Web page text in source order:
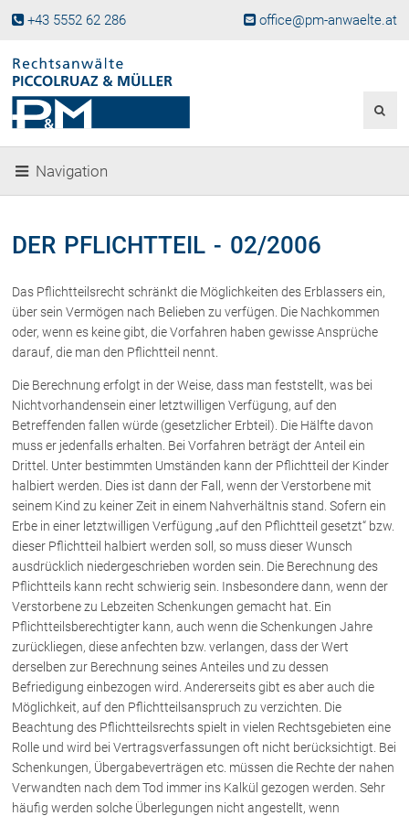
+43 5552 62 286 office@pm-anwaelte.at
Fachgebiete
Gesellschaftsgründung &
Beteiligungen
Immobilienrecht, Bauträgerrecht
Erbrecht
Familienrecht und Scheidungen
Prozessführung und
Skiunfälle in Österreich
Über uns
Kanzleiteam
Netzwerk
Download
Die Österreichischen Rechtsanwälte
Anwälte
Dr. Stefan Müller
Dr. Petra Piccolruaz
Mag. Patrick Piccolruaz
Dr. Roland Piccolruaz †
Mag. Raphaela Klotz
Navigation
DER PFLICHTTEIL - 02/2006
Das Pflichtteilsrecht schränkt die Möglichkeiten des Erblassers ein,
über sein Vermögen nach Belieben zu verfügen. Die Nachkommen
oder, wenn es keine gibt, die Vorfahren haben gewisse Ansprüche
darauf, die man den Pflichtteil nennt.
Die Berechnung erfolgt in der Weise, dass man feststellt, was bei
Nichtvorhandensein einer letztwilligen Verfügung, auf den
Betreffenden fallen würde (gesetzlicher Erbteil). Die Hälfte davon
muss er jedenfalls erhalten. Bei Vorfahren beträgt der Anteil ein
Drittel. Unter bestimmten Umständen kann der Pflichtteil der Kinder
halbiert werden. Dies ist dann der Fall, wenn der Verstorbene mit
seinem Kind zu keiner Zeit in einem Nahverhältnis stand. Sofern ein
Erbe in einer letztwilligen Verfügung „auf den Pflichtteil gesetzt“ bzw.
dieser Pflichtteil halbiert werden soll, so muss dieser Wunsch
ausdrücklich niedergeschrieben worden sein. Die Berechnung des
Pflichtteils kann recht schwierig sein. Insbesondere dann, wenn der
Verstorbene zu Lebzeiten Schenkungen gemacht hat. Ein
Pflichtteilsberechtigter kann, auch wenn die Schenkungen Jahre
zurückliegen, diese anfechten bzw. verlangen, dass der Wert
derselben zur Berechnung seines Anteiles und zu dessen
Befriedigung einbezogen wird. Andererseits gibt es aber auch die
Möglichkeit, auf den Pflichtteilsanspruch zu verzichten. Die
Beachtung des Pflichtteilsrechts spielt in vielen Rechtsgebieten eine
Rolle und wird bei Vertragsverfassungen oft nicht berücksichtigt. Bei
Schenkungen, Übergabeverträgen etc. müssen die Rechte der nahen
Verwandten nach dem Tod immer ins Kalkül gezogen werden. Sehr
häufig werden solche Überlegungen nicht angestellt, wenn